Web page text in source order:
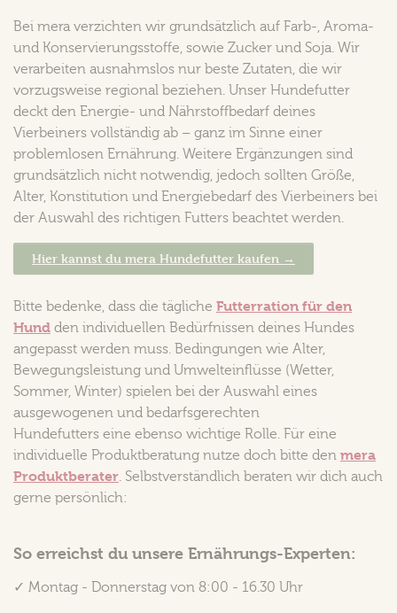
Bei mera verzichten wir grundsätzlich auf Farb-, Aroma-
und Konservierungsstoffe, sowie Zucker und Soja. Wir
verarbeiten ausnahmslos nur beste Zutaten, die wir
vorzugsweise regional beziehen. Unser Hundefutter
deckt den Energie- und Nährstoffbedarf deines
Vierbeiners vollständig ab – ganz im Sinne einer
problemlosen Ernährung. Weitere Ergänzungen sind
grundsätzlich nicht notwendig, jedoch sollten Größe,
Alter, Konstitution und Energiebedarf des Vierbeiners bei
der Auswahl des richtigen Futters beachtet werden.
Hier kannst du mera Hundefutter kaufen →
Bitte bedenke, dass die tägliche Futterration für den
Hund den individuellen Bedürfnissen deines Hundes
angepasst werden muss. Bedingungen wie Alter,
Bewegungsleistung und Umwelteinflüsse (Wetter,
Sommer, Winter) spielen bei der Auswahl eines
ausgewogenen und bedarfsgerechten
Hundefutters eine ebenso wichtige Rolle. Für eine
individuelle Produktberatung nutze doch bitte den mera
Produktberater. Selbstverständlich beraten wir dich auch
gerne persönlich:
So erreichst du unsere Ernährungs-Experten:
✓ Montag - Donnerstag von 8:00 - 16.30 Uhr